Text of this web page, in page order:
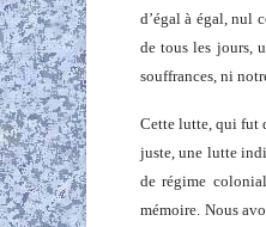
d’égal à égal, nul
de tous les jours,
souffrances, ni
Cette lutte, qui fut
juste, une lutte
de régime
mémoire. Nous